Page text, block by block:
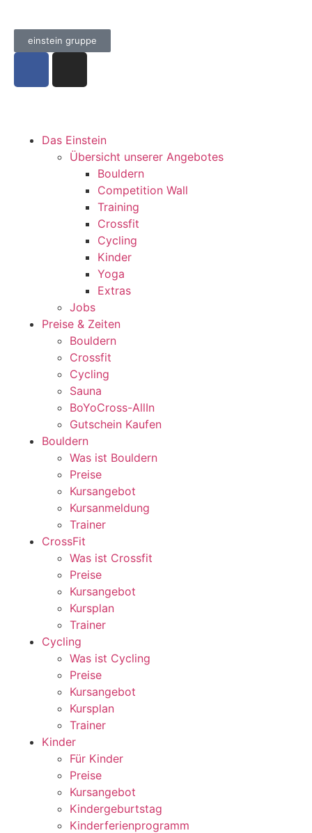
einstein gruppe
Das Einstein
Übersicht unserer Angebotes
Bouldern
Competition Wall
Training
Crossfit
Cycling
Kinder
Yoga
Extras
Jobs
Preise & Zeiten
Bouldern
Crossfit
Cycling
Sauna
BoYoCross-AllIn
Gutschein Kaufen
Bouldern
Was ist Bouldern
Preise
Kursangebot
Kursanmeldung
Trainer
CrossFit
Was ist Crossfit
Preise
Kursangebot
Kursplan
Trainer
Cycling
Was ist Cycling
Preise
Kursangebot
Kursplan
Trainer
Kinder
Für Kinder
Preise
Kursangebot
Kindergeburtstag
Kinderferienprogramm